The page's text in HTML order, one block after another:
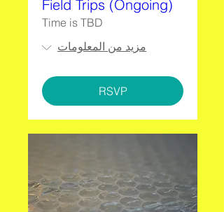
Field Trips (Ongoing)
Time is TBD
مزيد من المعلومات
RSVP